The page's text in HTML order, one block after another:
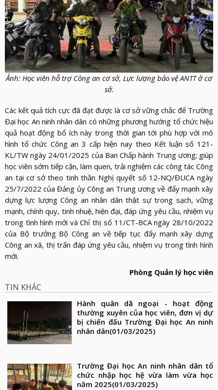
Ảnh: Học viên hỗ trợ Công an cơ sở, Lực lượng bảo vệ ANTT ở cơ
sở.
Các kết quả tích cực đã đạt được là cơ sở vững chắc để Trường
Đại học An ninh nhân dân có những phương hướng tổ chức hiệu
quả hoạt động bổ ích này trong thời gian tới phù hợp với mô
hình tổ chức Công an 3 cấp hiện nay theo Kết luận số 121-
KL/TW ngày 24/01/2025 của Ban Chấp hành Trung ương; giúp
học viên sớm tiếp cận, làm quen, trải nghiệm các công tác Công
an tại cơ sở theo tinh thần Nghị quyết số 12-NQ/ĐUCA ngày
25/7/2022 của Đảng ủy Công an Trung ương về đẩy mạnh xây
dựng lực lượng Công an nhân dân thật sự trong sạch, vững
mạnh, chính quy, tinh nhuệ, hiện đại, đáp ứng yêu cầu, nhiệm vụ
trong tình hình mới và Chỉ thị số 11/CT-BCA ngày 28/10/2022
của Bộ trưởng Bộ Công an về tiếp tục đẩy mạnh xây dựng
Công an xã, thị trấn đáp ứng yêu cầu, nhiệm vụ trong tình hình
mới.
Phòng Quản lý học viên
TIN KHÁC
Hành quân dã ngoại - hoạt động
thường xuyên của học viên, đơn vị dự
bị chiến đấu Trường Đại học An ninh
nhân dân(01/03/2025)
Trường Đại học An ninh nhân dân tổ
chức nhập học hệ vừa làm vừa học
năm 2025(01/03/2025)